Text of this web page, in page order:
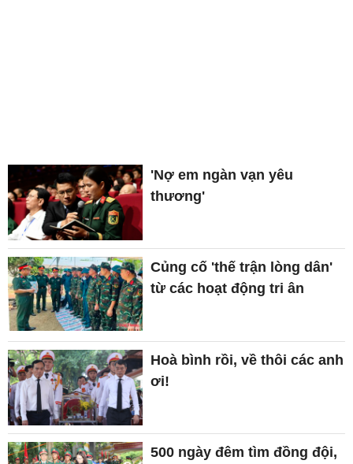
'Nợ em ngàn vạn yêu
thương'
Củng cố 'thế trận lòng dân'
từ các hoạt động tri ân
Hoà bình rồi, về thôi các anh
ơi!
500 ngày đêm tìm đồng đội,